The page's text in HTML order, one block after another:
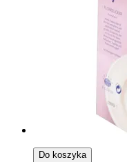
Do koszyka